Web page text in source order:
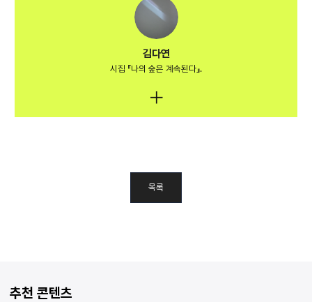
김다연
시집 『나의 숲은 계속된다』.
목록
추천 콘텐츠